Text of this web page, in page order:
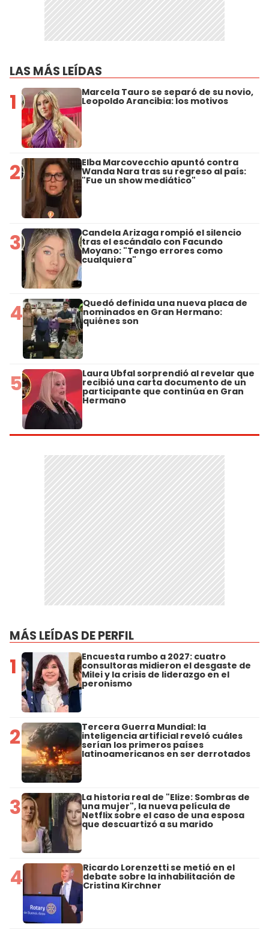
LAS MÁS LEÍDAS
1 Marcela Tauro se separó de su novio,
Leopoldo Arancibia: los motivos
2 Elba Marcovecchio apuntó contra
Wanda Nara tras su regreso al país:
"Fue un show mediático"
3 Candela Arizaga rompió el silencio
tras el escándalo con Facundo
Moyano: "Tengo errores como
cualquiera"
4 Quedó definida una nueva placa de
nominados en Gran Hermano:
quiénes son
5 Laura Ubfal sorprendió al revelar que
recibió una carta documento de un
participante que continúa en Gran
Hermano
MÁS LEÍDAS DE PERFIL
1 Encuesta rumbo a 2027: cuatro
consultoras midieron el desgaste de
Milei y la crisis de liderazgo en el
peronismo
2 Tercera Guerra Mundial: la
inteligencia artificial reveló cuáles
serían los primeros países
latinoamericanos en ser derrotados
3 La historia real de "Elize: Sombras de
una mujer", la nueva película de
Netflix sobre el caso de una esposa
que descuartizó a su marido
4 Ricardo Lorenzetti se metió en el
debate sobre la inhabilitación de
Cristina Kirchner